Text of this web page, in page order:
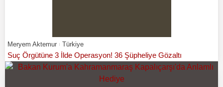
Meryem Aktemur Türkiye
Suç Örgütüne 3 İlde Operasyon! 36 Şüpheliye Gözaltı